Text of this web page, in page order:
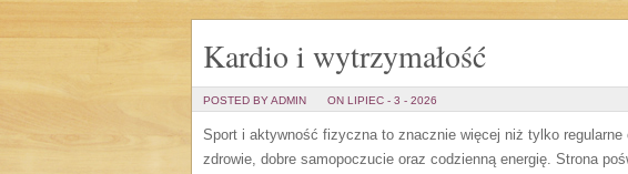
Kardio i wytrzymałość
POSTED BY ADMIN ON LIPIEC - 3 - 2026
Sport i aktywność fizyczna to znacznie więcej niż tylko
zdrowie, dobre samopoczucie oraz codzienną energię. Strona